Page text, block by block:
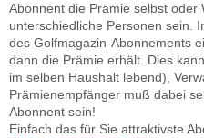
Abonnent die Prämie selbst oder
unterschiedliche Personen sein.
des Golfmagazin-Abonnements
dann die Prämie erhält. Dies
im selben Haushalt lebend),
Prämienempfänger muß dabei
Abonnent sein!
Einfach das für Sie attraktivste